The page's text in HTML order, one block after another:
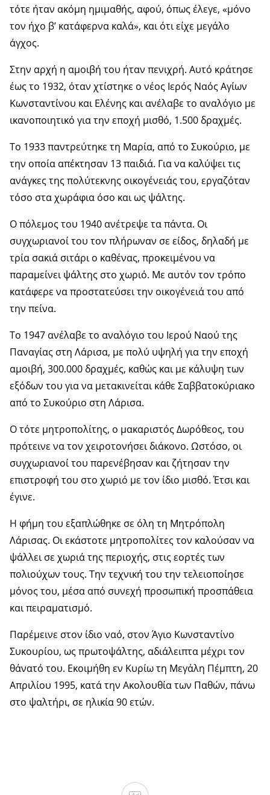
τότε ήταν ακόμη ημιμαθής, αφού, όπως έλεγε, «μόνο
τον ήχο β’ κατάφερνα καλά», και ότι είχε μεγάλο
άγχος.
Στην αρχή η αμοιβή του ήταν πενιχρή. Αυτό κράτησε
έως το 1932, όταν χτίστηκε ο νέος Ιερός Ναός Αγίων
Κωνσταντίνου και Ελένης και ανέλαβε το αναλόγιο με
ικανοποιητικό για την εποχή μισθό, 1.500 δραχμές.
Το 1933 παντρεύτηκε τη Μαρία, από το Συκούριο, με
την οποία απέκτησαν 13 παιδιά. Για να καλύψει τις
ανάγκες της πολύτεκνης οικογένειάς του, εργαζόταν
τόσο στα χωράφια όσο και ως ψάλτης.
Ο πόλεμος του 1940 ανέτρεψε τα πάντα. Οι
συγχωριανοί του τον πλήρωναν σε είδος, δηλαδή με
τρία σακιά σιτάρι ο καθένας, προκειμένου να
παραμείνει ψάλτης στο χωριό. Με αυτόν τον τρόπο
κατάφερε να προστατεύσει την οικογένειά του από
την πείνα.
Το 1947 ανέλαβε το αναλόγιο του Ιερού Ναού της
Παναγίας στη Λάρισα, με πολύ υψηλή για την εποχή
αμοιβή, 300.000 δραχμές, καθώς και με κάλυψη των
εξόδων του για να μετακινείται κάθε Σαββατοκύριακο
από το Συκούριο στη Λάρισα.
Ο τότε μητροπολίτης, ο μακαριστός Δωρόθεος, του
πρότεινε να τον χειροτονήσει διάκονο. Ωστόσο, οι
συγχωριανοί του παρενέβησαν και ζήτησαν την
επιστροφή του στο χωριό με τον ίδιο μισθό. Έτσι και
έγινε.
Η φήμη του εξαπλώθηκε σε όλη τη Μητρόπολη
Λάρισας. Οι εκάστοτε μητροπολίτες τον καλούσαν να
ψάλλει σε χωριά της περιοχής, στις εορτές των
πολιούχων τους. Την τεχνική του την τελειοποίησε
μόνος του, μέσα από συνεχή προσωπική προσπάθεια
και πειραματισμό.
Παρέμεινε στον ίδιο ναό, στον Άγιο Κωνσταντίνο
Συκουρίου, ως πρωτοψάλτης, αδιάλειπτα μέχρι τον
θάνατό του. Εκοιμήθη εν Κυρίω τη Μεγάλη Πέμπτη, 20
Απριλίου 1995, κατά την Ακολουθία των Παθών, πάνω
στο ψαλτήρι, σε ηλικία 90 ετών.